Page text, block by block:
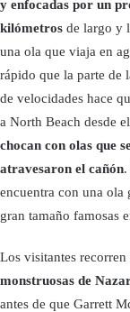
y enfocadas por un
kilómetros de largo y
una ola que viaja en
rápido que la parte de
de velocidades hace
a North Beach desde
chocan con olas que
atravesaron el cañón
encuentra con una ola
gran tamaño famosas
Los visitantes recorren
monstruosas de
antes de que Garrett